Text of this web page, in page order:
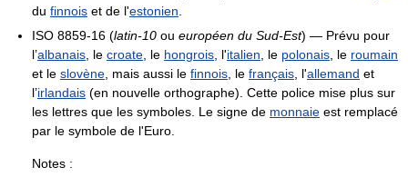
du finnois et de l'estonien
ISO 8859-16 (latin-10 ou européen du Sud-Est) — Prévu pour
l’albanais , le croate , le hongrois , l'italien , le polonais , le roumain
et le slovène , mais aussi le finnois , le français , l'allemand et
l’irlandais (en nouvelle orthographe). Cette police mise plus sur
les lettres que les symboles. Le signe de monnaie est remplacé
par le symbole de l'Euro.
Notes :